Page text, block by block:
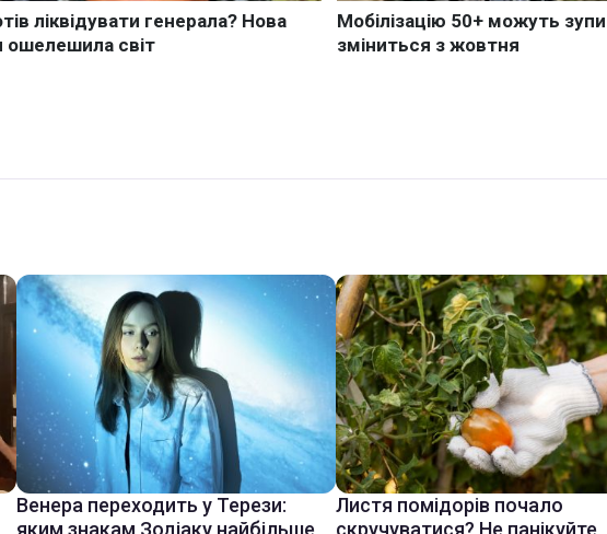
Венера переходить у Терези:
яким знакам Зодіаку найбільше
Листя помідорів почало
скручуватися? Не панікуйте,